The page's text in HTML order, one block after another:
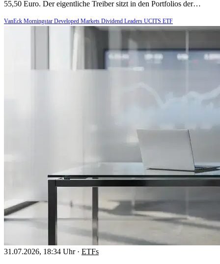
55,50 Euro. Der eigentliche Treiber sitzt in den Portfolios der…
VanEck Morningstar Developed Markets Dividend Leaders UCITS ETF
31.07.2026, 18:34 Uhr · ETFs